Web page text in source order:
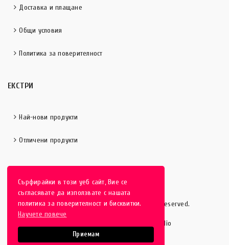
Сърфирайки в този уеб сайт, Вие се
съгласявате да използвате с нашата
политика за поверителност и бисквитки.
Научете повече
Приемам
Доставка и плащане
Общи условия
Политика за поверителност
ЕКСТРИ
Най-нови продукти
Отличени продукти
HobbyEver.com© 2016-2025 - All rights reserved.
Изработка на уеб сайт от Vipe Studio